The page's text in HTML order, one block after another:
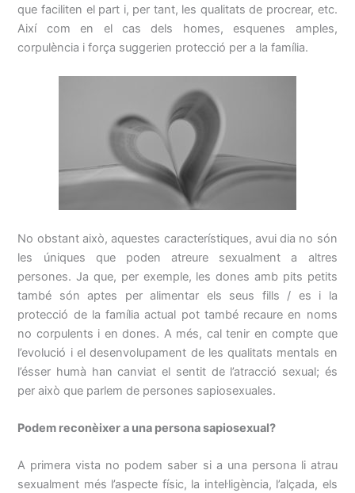
que faciliten el part i, per tant, les qualitats de procrear, etc.
Així com en el cas dels homes, esquenes amples,
corpulència i força suggerien protecció per a la família.
No obstant això, aquestes característiques, avui dia no són
les úniques que poden atreure sexualment a altres
persones. Ja que, per exemple, les dones amb pits petits
també són aptes per alimentar els seus fills / es i la
protecció de la família actual pot també recaure en noms
no corpulents i en dones. A més, cal tenir en compte que
l’evolució i el desenvolupament de les qualitats mentals en
l’ésser humà han canviat el sentit de l’atracció sexual; és
per això que parlem de persones sapiosexuales.
Podem reconèixer a una persona sapiosexual?
A primera vista no podem saber si a una persona li atrau
sexualment més l’aspecte físic, la intel·ligència, l’alçada, els